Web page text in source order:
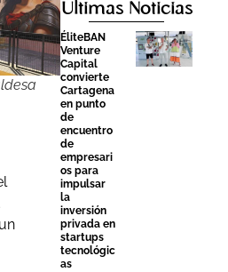
Últimas Noticias
ÉliteBAN
Venture
Capital
convierte
Cartagena
en punto
de
encuentro
de
empresari
os para
impulsar
la
inversión
privada en
startups
tecnológic
as